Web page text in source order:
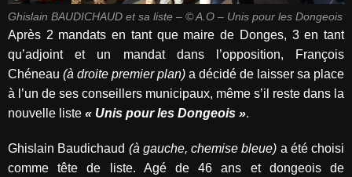
Ghislain BAUDICHAUD et sa liste – © A.O – Unis pour les Dongeois
Après 2 mandats en tant que maire de Donges, 3 en tant
qu’adjoint et un mandat dans l’opposition, François
Chéneau (à droite premier plan) a décidé de laisser sa place
à l’un de ses conseillers municipaux, même s’il reste dans la
nouvelle liste « Unis pour les Dongeois ».
Ghislain Baudichaud (à gauche, chemise bleue) a été choisi
comme tête de liste. Agé de 46 ans et dongeois de